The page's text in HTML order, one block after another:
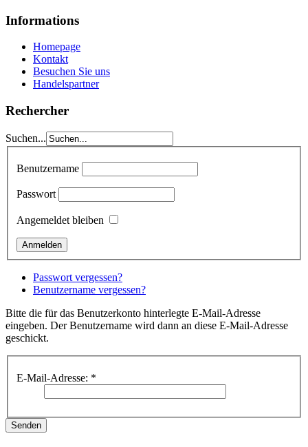
Informations
Homepage
Kontakt
Besuchen Sie uns
Handelspartner
Rechercher
Suchen...
Benutzername
Passwort
Angemeldet bleiben
Passwort vergessen?
Benutzername vergessen?
Bitte die für das Benutzerkonto hinterlegte E-Mail-Adresse
eingeben. Der Benutzername wird dann an diese E-Mail-Adresse
geschickt.
E-Mail-Adresse: *
Senden